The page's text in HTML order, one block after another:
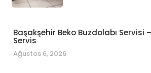
Başakşehir Beko Buzdolabı Servisi
Servis
Ağustos 6, 2026